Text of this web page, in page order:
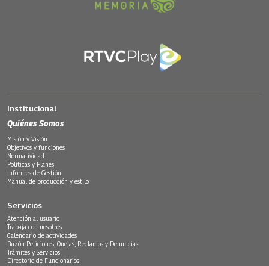
Institucional
Quiénes Somos
Misión y Visión
Objetivos y funciones
Normatividad
Políticas y Planes
Informes de Gestión
Manual de producción y estilo
Servicios
Atención al usuario
Trabaja con nosotros
Calendario de actividades
Buzón Peticiones, Quejas, Reclamos y Denuncias
Trámites y Servicios
Directorio de Funcionarios